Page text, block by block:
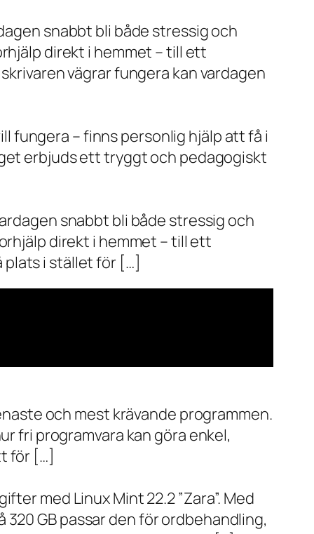
snabbt bli både stressig och
direkt i hemmet – till ett
vägrar fungera kan vardagen
fungera – finns personlig hjälp att få i
erbjuds ett tryggt och pedagogiskt
snabbt bli både stressig och
direkt i hemmet – till ett
plats i stället för […]
och mest krävande programmen.
fri programvara kan göra enkel,
för […]
med Linux Mint 22.2 ”Zara”. Med
GB passar den för ordbehandling,